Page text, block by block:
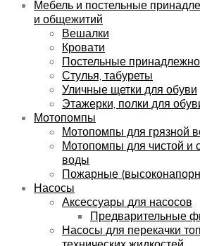
Мебель и постельные
и общежитий
Вешалки
Кровати
Постельные
Стулья, табуреты
Уличные щетки для обуви
Этажерки, полки для
Мотопомпы
Мотопомпы для грязной
Мотопомпы для чистой и
воды
Пожарные
Насосы
Аксессуары для насосов
Предварительные
Насосы для перекачки